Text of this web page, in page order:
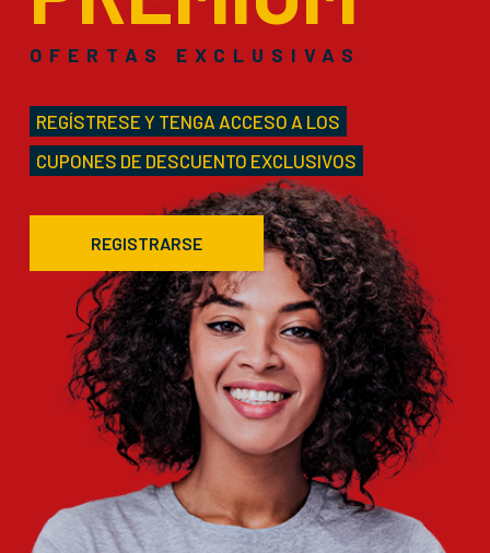
OFERTAS EXCLUSIVAS
REGÍSTRESE Y TENGA ACCESO A LOS
CUPONES DE DESCUENTO EXCLUSIVOS
REGISTRARSE